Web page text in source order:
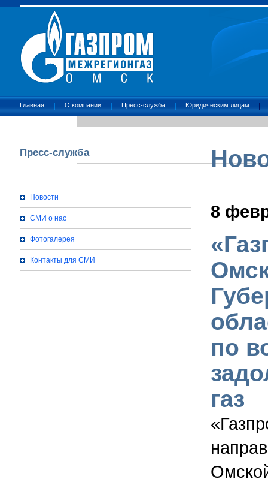
Главная О компании Пресс-служба Юридическим лицам
Пресс-служба
Новости
СМИ о нас
Фотогалерея
Контакты для СМИ
8
по
газ